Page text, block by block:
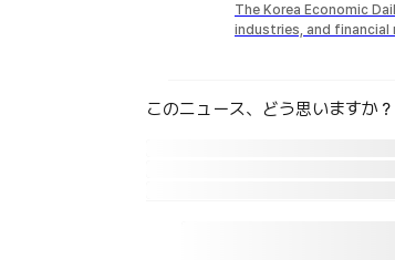
The Korea Economic
industries, and financial
このニュース、どう思いますか？